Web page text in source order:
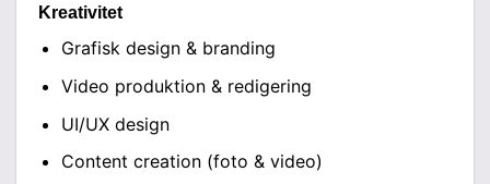
Kreativitet
Grafisk design & branding
Video produktion & redigering
UI/UX design
Content creation (foto & video)